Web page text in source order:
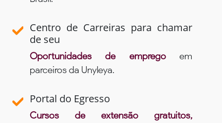
Centro de Carreiras para chamar
de seu
Oportunidades de empregoem
parceiros da Unyleya.
Portal do Egresso
Cursos de extensão gratuitos,